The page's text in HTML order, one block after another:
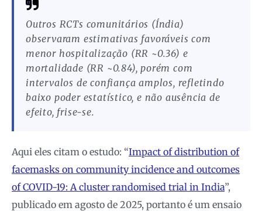
Outros RCTs comunitários (Índia)
observaram estimativas favoráveis com
menor hospitalização (RR ~0.36) e
mortalidade (RR ~0.84), porém com
intervalos de confiança amplos, refletindo
baixo poder estatístico, e não ausência de
efeito, frise-se.
Aqui eles citam o estudo: “Impact of distribution of
facemasks on community incidence and outcomes
of COVID-19: A cluster randomised trial in India”,
publicado em agosto de 2025, portanto é um ensaio